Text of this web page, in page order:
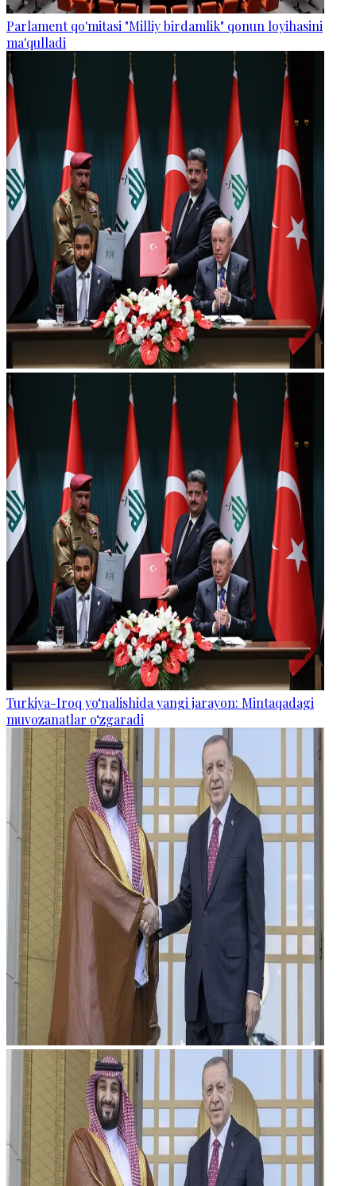
Parlament qo'mitasi "Milliy birdamlik" qonun loyihasini
ma'qulladi
Turkiya-Iroq yo‘nalishida yangi jarayon: Mintaqadagi
muvozanatlar o‘zgaradi